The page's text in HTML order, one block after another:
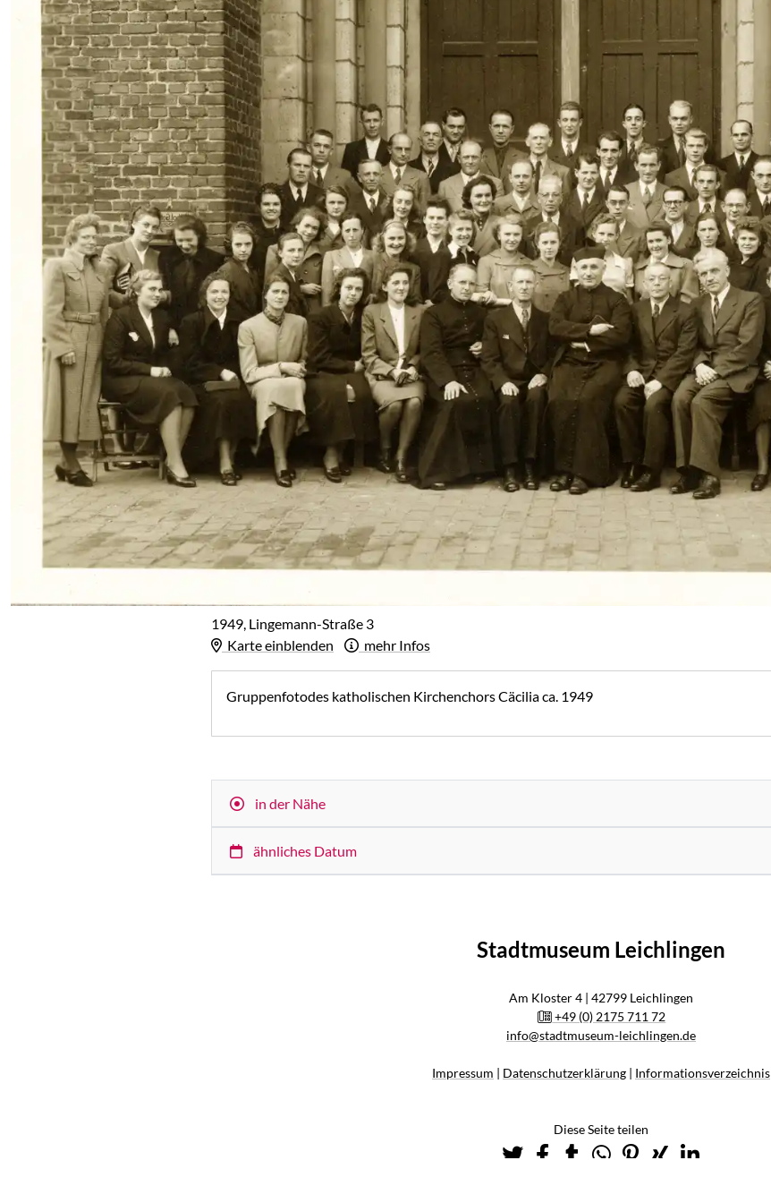
1949, Lingemann-Straße 3
Karte einblenden
mehr Infos
Gruppenfotodes katholischen Kirchenchors Cäcilia ca. 1949
in der Nähe
ähnliches Datum
Stadtmuseum Leichlingen
Am Kloster 4 | 42799 Leichlingen
+49 (0) 2175 711 72
info@stadtmuseum-leichlingen.de
Impressum | Datenschutzerklärung | Informationsverzeichnis
Diese Seite teilen